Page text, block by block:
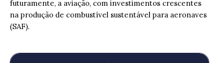
futuramente, a aviação, com investimentos crescentes
na produção de combustível sustentável para aeronaves
(SAF).